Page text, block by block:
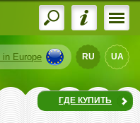
in Europe RU UA
ГДЕ КУПИТЬ